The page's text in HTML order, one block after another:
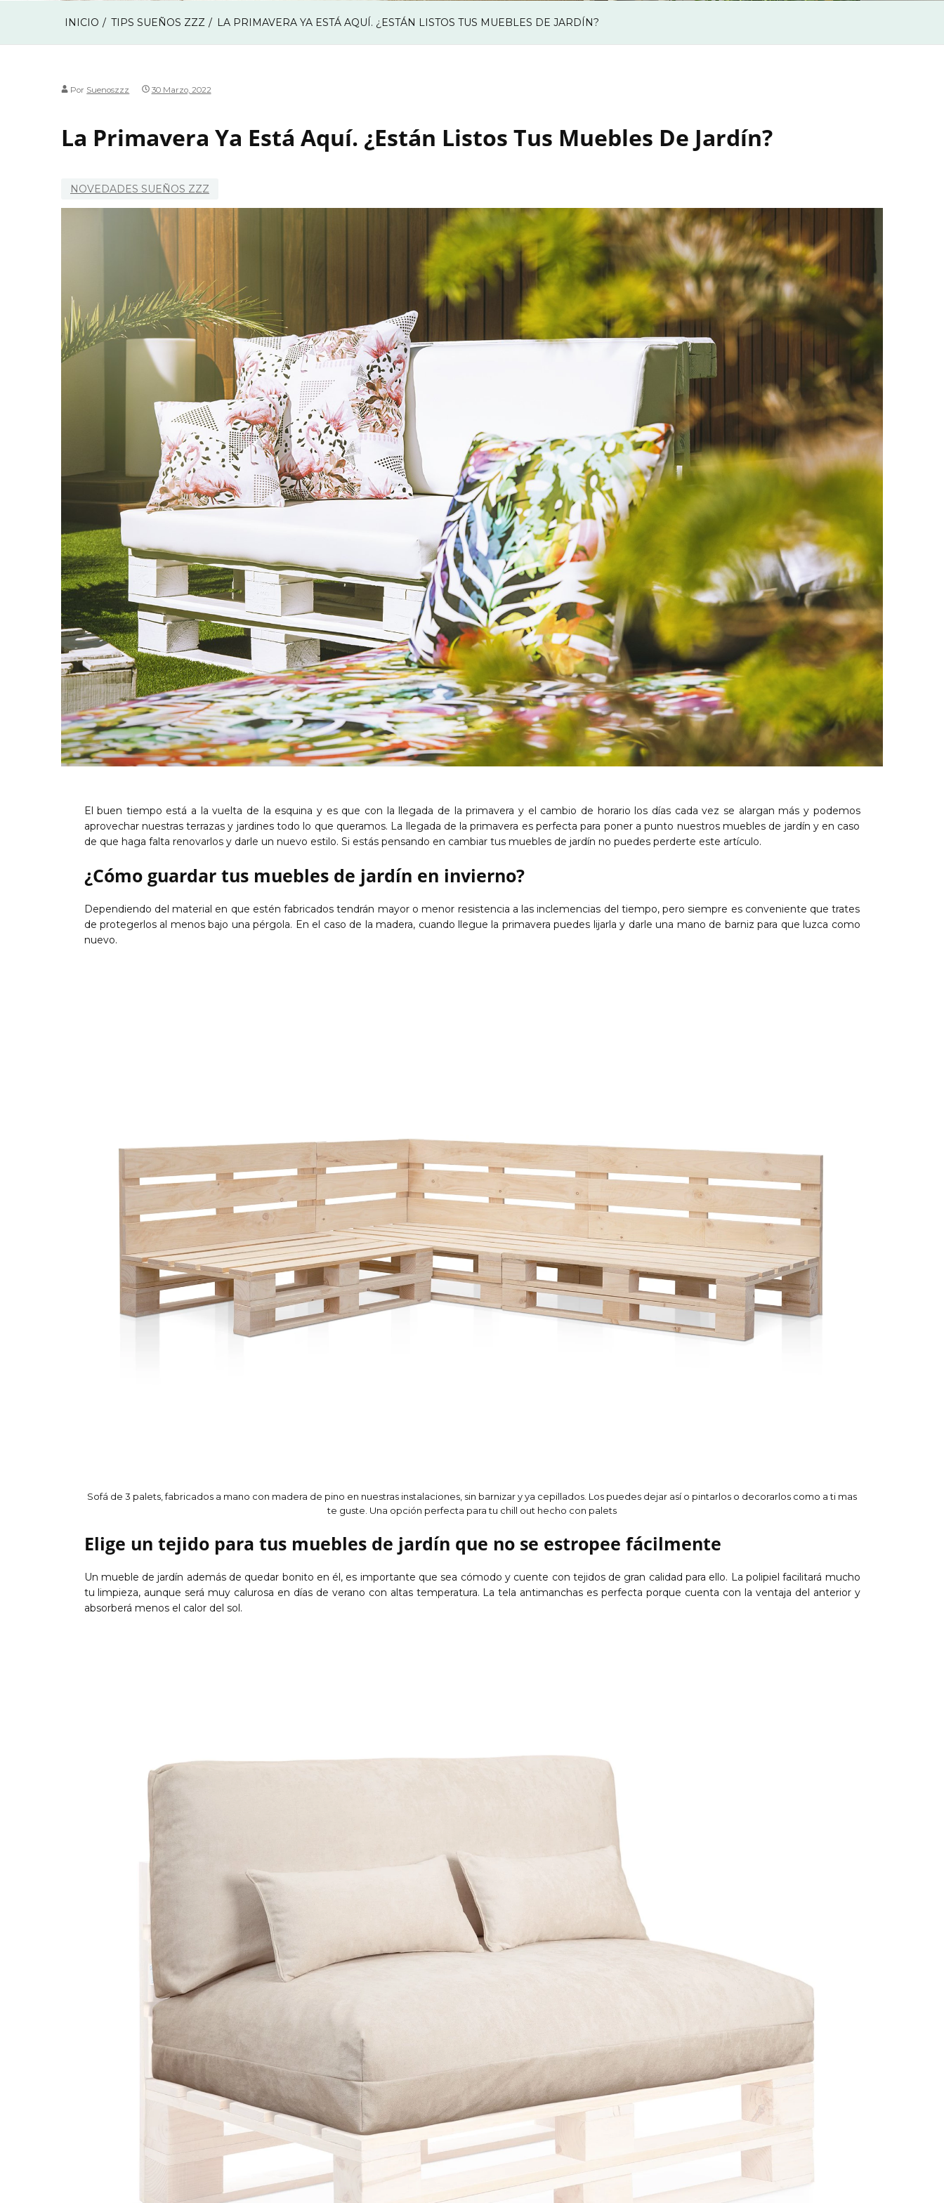
INICIO TIPS SUEÑOS ZZZ LA PRIMAVERA YA ESTÁ AQUÍ. ¿ESTÁN LISTOS TUS MUEBLES DE JARDÍN?
Por Suenoszzz 30 Marzo, 2022
La Primavera Ya Está Aquí. ¿Están Listos Tus Muebles De Jardín?
NOVEDADES SUEÑOS ZZZ
El buen tiempo está a la vuelta de la esquina y es que con la llegada de la primavera y el cambio de horario los días cada vez se alargan más y podemos
aprovechar nuestras terrazas y jardines todo lo que queramos. La llegada de la primavera es perfecta para poner a punto nuestros muebles de jardín y en caso
de que haga falta renovarlos y darle un nuevo estilo. Si estás pensando en cambiar tus muebles de jardín no puedes perderte este artículo.
¿Cómo guardar tus muebles de jardín en invierno?
Dependiendo del material en que estén fabricados tendrán mayor o menor resistencia a las inclemencias del tiempo, pero siempre es conveniente que trates
de protegerlos al menos bajo una pérgola. En el caso de la madera, cuando llegue la primavera puedes lijarla y darle una mano de barniz para que luzca como
nuevo.
Sofá de 3 palets, fabricados a mano con madera de pino en nuestras instalaciones, sin barnizar y ya cepillados. Los puedes dejar así o pintarlos o decorarlos como a ti mas
te guste. Una opción perfecta para tu chill out hecho con palets
Elige un tejido para tus muebles de jardín que no se estropee fácilmente
Un mueble de jardín además de quedar bonito en él, es importante que sea cómodo y cuente con tejidos de gran calidad para ello. La polipiel facilitará mucho
tu limpieza, aunque será muy calurosa en días de verano con altas temperatura. La tela antimanchas es perfecta porque cuenta con la ventaja del anterior y
absorberá menos el calor del sol.